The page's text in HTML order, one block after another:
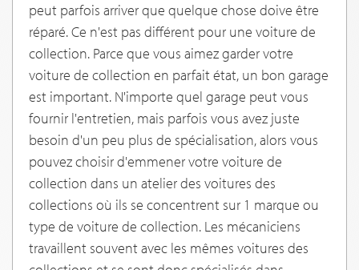
peut parfois arriver que quelque chose doive être
réparé. Ce n'est pas différent pour une voiture de
collection. Parce que vous aimez garder votre
voiture de collection en parfait état, un bon garage
est important. N'importe quel garage peut vous
fournir l'entretien, mais parfois vous avez juste
besoin d'un peu plus de spécialisation, alors vous
pouvez choisir d'emmener votre voiture de
collection dans un atelier des voitures des
collections où ils se concentrent sur 1 marque ou
type de voiture de collection. Les mécaniciens
travaillent souvent avec les mêmes voitures des